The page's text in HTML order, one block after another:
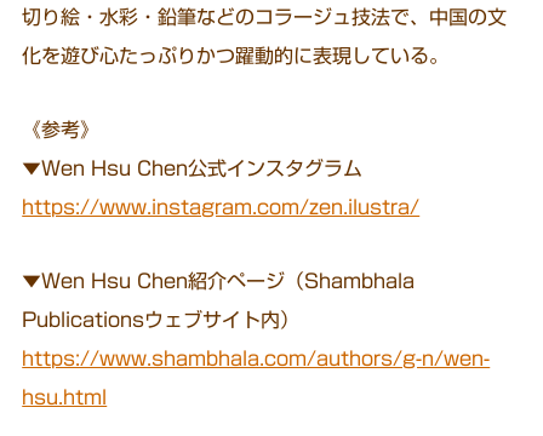
切り絵・水彩・鉛筆などのコラージュ技法で、中国の文
化を遊び心たっぷりかつ躍動的に表現している。
《参考》
▼Wen Hsu Chen公式インスタグラム
https://www.instagram.com/zen.ilustra/
▼Wen Hsu Chen紹介ページ（Shambhala
Publicationsウェブサイト内）
https://www.shambhala.com/authors/g-n/wen-
hsu.html